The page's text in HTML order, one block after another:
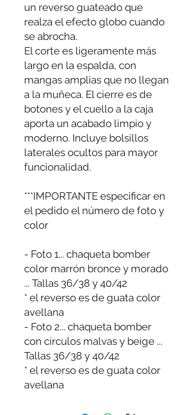
un reverso guateado que
realza el efecto globo cuando
se abrocha.
El corte es ligeramente más
largo en la espalda, con
mangas amplias que no llegan
a la muñeca. El cierre es de
botones y el cuello a la caja
aporta un acabado limpio y
moderno. Incluye bolsillos
laterales ocultos para mayor
funcionalidad.
***IMPORTANTE especificar en
el pedido el número de foto y
color
- Foto 1... chaqueta bomber
color marrón bronce y morado
... Tallas 36/38 y 40/42
* el reverso es de guata color
avellana
- Foto 2... chaqueta bomber
con círculos malvas y beige ...
Tallas 36/38 y 40/42
* el reverso es de guata color
avellana